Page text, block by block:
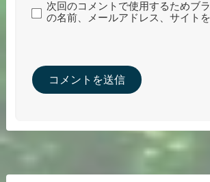
次回のコメントで使用するためブ
の名前、メールアドレス、サイトを